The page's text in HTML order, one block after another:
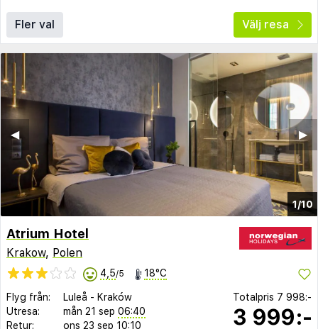
Fler val Välj resa
1/10
▶︎
◀︎
Atrium Hotel
Krakow, Polen
4,5/5 18°C
Flyg från: Luleå - Kraków
Utresa:
mån 21 sep 06:40
Retur:
ons 23 sep 10:10
Totalpris 7 998:-
3 999:-